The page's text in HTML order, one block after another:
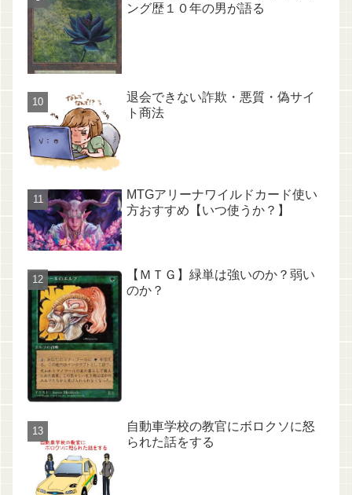
ング歴１０年の男が語る
退会できない詐欺・悪質・偽サイ
ト商法
MTGアリーナワイルドカード使い
方おすすめ【いつ使うか？】
【ＭＴＧ】緑単は強いのか？弱い
のか？
自動車学校の教官にボロクソに怒
られた話をする